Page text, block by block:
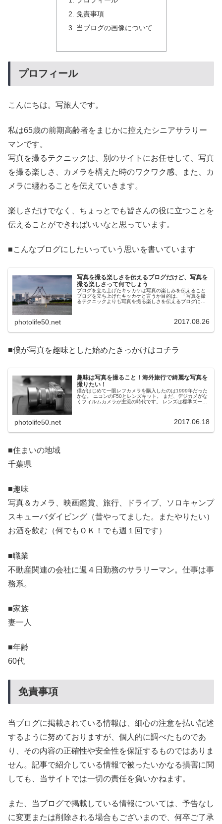
免責事項
当ブログの画像について
プロフィール
こんにちは。写旅人です。
私は65歳の前期高齢者をまじかに控えたシニアサラりー
マンです。
写真を撮るテクニックは、別のサイトにお任せして、写真
を撮る楽しさ、カメラを構えた時のワクワク感、また、カ
メラに纏わることを伝えていきます。
楽しさだけでなく、ちょっとでも皆さんの役に立つことを
伝えることができればいいなと思っています。
■こんなブログにしたいっていう思いを書いています
写真を撮る楽しさを伝えるブログだけど、写真を
撮る楽しさって何でしょう
ブログを立ち上げたキッカケは写真の楽しみを伝えること
ブログを立ち上げたキッカケと言うか目的は、「写真を撮
るテクニックよりも写真を撮る楽しさを伝えるブログにし
photolife50.net 2017.08.26
■僕が写真を趣味とした始めたきっかけはコチラ
趣味は写真を撮ること！海外旅行で綺麗な写真を
撮りたい！
僕がはじめて一眼レフカメラを購入したのは1999年だった
かな。 ニコンのF50とレンズキット。 まだ、デジカメがな
くフィルムカメラが主流の時代です。 レンズは標準ズーム
photolife50.net 2017.06.18
■住まいの地域
千葉県
■趣味
写真＆カメラ、映画鑑賞、旅行、ドライブ、ソロキャンプ
スキューバダイビング（昔やってました。またやりたい）
お酒を飲む（何でもＯＫ！でも週１回です）
■職業
不動産関連の会社に週４日勤務のサラリーマン。仕事は事
務系。
■家族
妻一人
■年齢
60代
免責事項
当ブログに掲載されている情報は、細心の注意を払い記述
するように努めておりますが、個人的に調べたものであ
り、その内容の正確性や安全性を保証するものではありま
せん。記事で紹介している情報で被ったいかなる損害に関
しても、当サイトでは一切の責任を負いかねます。
また、当ブログで掲載している情報については、予告なし
に変更または削除される場合もございまので、何卒ご了承